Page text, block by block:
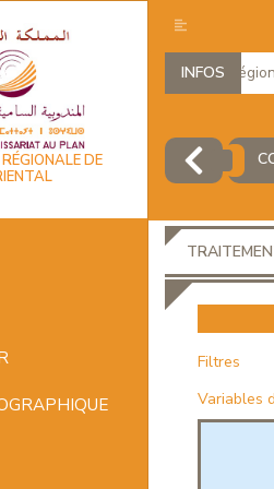
DE
INFOS
Produit Intérieur Brut
Filtres
Variables